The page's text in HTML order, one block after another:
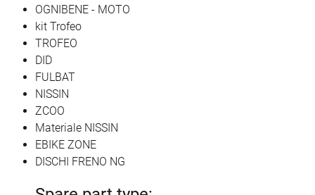
OGNIBENE - MOTO
kit Trofeo
TROFEO
DID
FULBAT
NISSIN
ZCOO
Materiale NISSIN
EBIKE ZONE
DISCHI FRENO NG